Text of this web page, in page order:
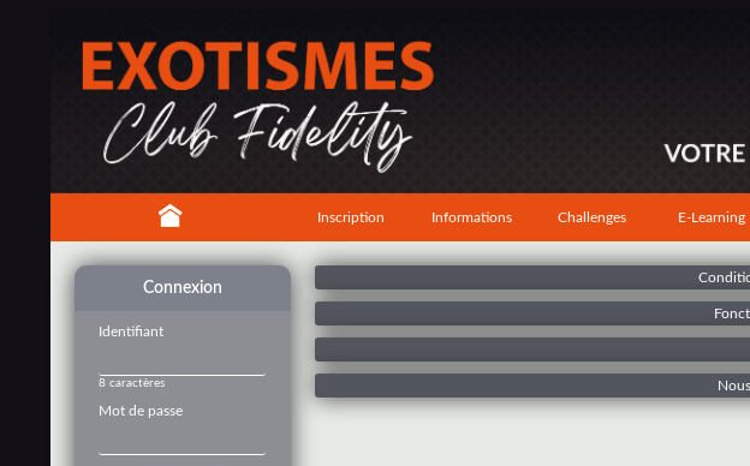
Inscription Informations Challenges E-Learning
Connexion
Identifiant
8 caractères
Mot de passe